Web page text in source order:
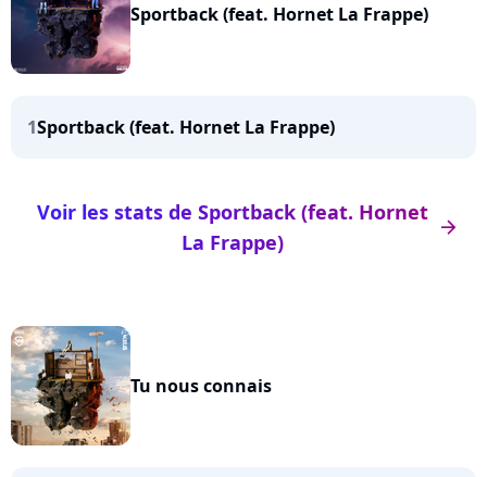
Sportback (feat. Hornet La Frappe)
1Sportback (feat. Hornet La Frappe)
arrow_right
Voir les stats de Sportback (feat. Hornet
La Frappe)
Tu nous connais